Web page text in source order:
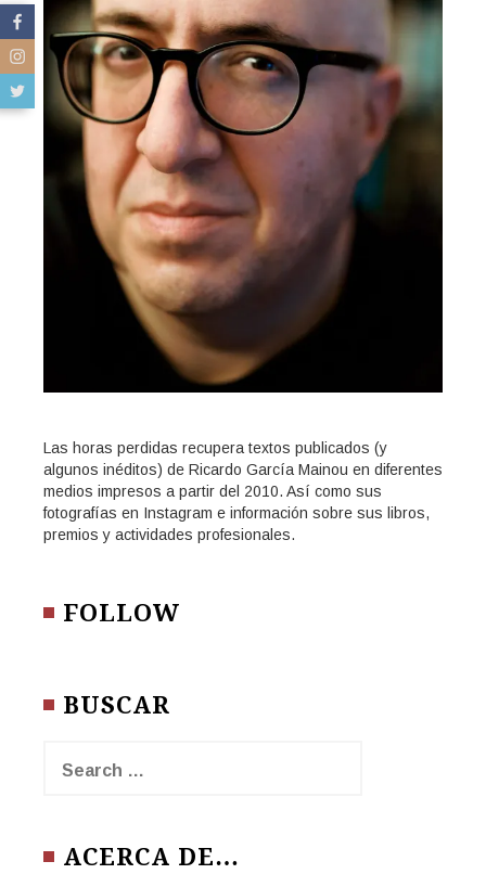
Las horas perdidas recupera textos publicados (y
algunos inéditos) de Ricardo García Mainou en diferentes
medios impresos a partir del 2010. Así como sus
fotografías en Instagram e información sobre sus libros,
premios y actividades profesionales.
FOLLOW
BUSCAR
for:
ACERCA DE…